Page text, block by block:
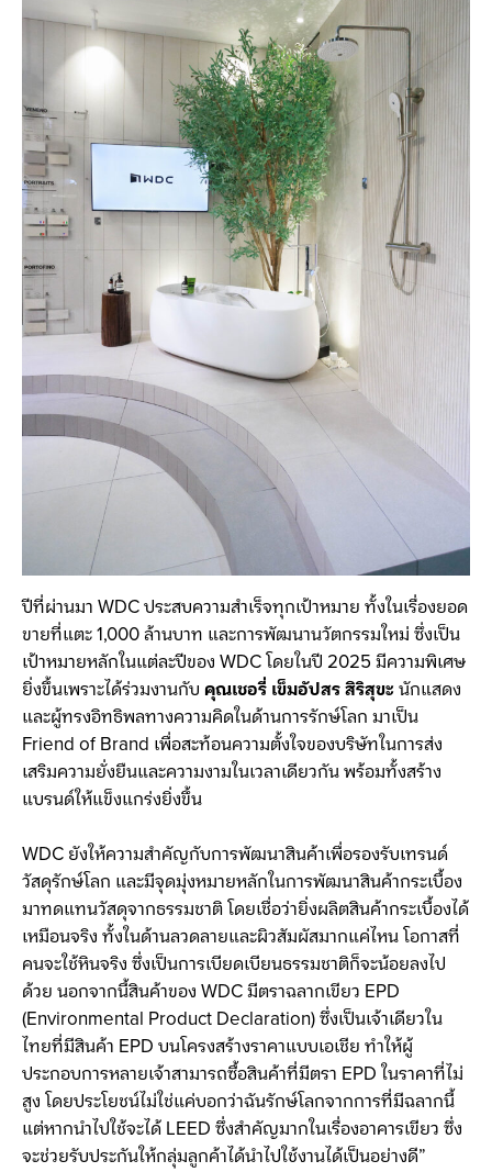
ปีที่ผ่านมา WDC ประสบความสำเร็จทุกเป้าหมาย ทั้งในเรื่องยอด
ขายที่แตะ 1,000 ล้านบาท และการพัฒนานวัตกรรมใหม่ ซึ่งเป็น
เป้าหมายหลักในแต่ละปีของ WDC โดยในปี 2025 มีความพิเศษ
ยิ่งขึ้นเพราะได้ร่วมงานกับ คุณเชอรี่ เข็มอัปสร สิริสุขะนักแสดง
และผู้ทรงอิทธิพลทางความคิดในด้านการรักษ์โลก มาเป็น
Friend of Brand เพื่อสะท้อนความตั้งใจของบริษัทในการส่ง
เสริมความยั่งยืนและความงามในเวลาเดียวกัน พร้อมทั้งสร้าง
แบรนด์ให้แข็งแกร่งยิ่งขึ้น
WDC ยังให้ความสำคัญกับการพัฒนาสินค้าเพื่อรองรับเทรนด์
วัสดุรักษ์โลก และมีจุดมุ่งหมายหลักในการพัฒนาสินค้ากระเบื้อง
มาทดแทนวัสดุจากธรรมชาติ โดยเชื่อว่ายิ่งผลิตสินค้ากระเบื้องได้
เหมือนจริง ทั้งในด้านลวดลายและผิวสัมผัสมากแค่ไหน โอกาสที่
คนจะใช้หินจริง ซึ่งเป็นการเบียดเบียนธรรมชาติก็จะน้อยลงไป
ด้วย นอกจากนี้สินค้าของ WDC มีตราฉลากเขียว EPD
(Environmental Product Declaration) ซึ่งเป็นเจ้าเดียวใน
ไทยที่มีสินค้า EPD บนโครงสร้างราคาแบบเอเชีย ทำให้ผู้
ประกอบการหลายเจ้าสามารถซื้อสินค้าที่มีตรา EPD ในราคาที่ไม่
สูง โดยประโยชน์ไม่ใช่แค่บอกว่าฉันรักษ์โลกจากการที่มีฉลากนี้
แต่หากนำไปใช้จะได้ LEED ซึ่งสำคัญมากในเรื่องอาคารเขียว ซึ่ง
จะช่วยรับประกันให้กลุ่มลูกค้าได้นำไปใช้งานได้เป็นอย่างดี”